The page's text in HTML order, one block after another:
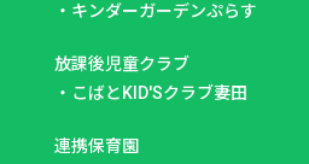
・ キンダーガーデンぷらす
放課後児童クラブ
・ こばとKID'Sクラブ妻田
連携保育園